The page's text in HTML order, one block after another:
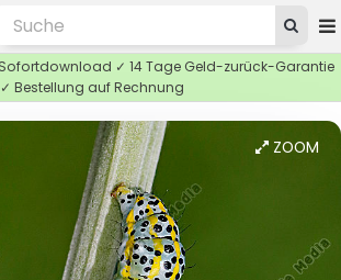
✓ 14 Tage Geld-zurück-Garantie
✓ Bestellung auf Rechnung
ZOOM